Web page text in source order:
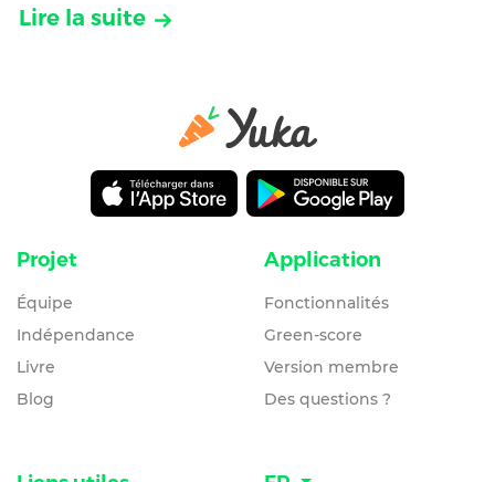
Lire la suite
Projet
Équipe
Indépendance
Livre
Blog
Application
Fonctionnalités
Green-score
Version membre
Des questions ?